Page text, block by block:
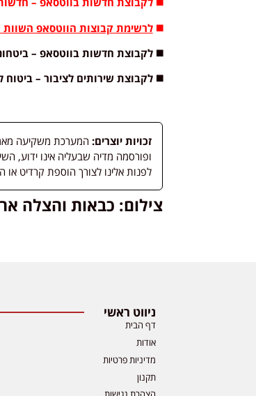
◼️לרשימת קבוצות הווטסאפ השוות
◼️ לקבוצת חדשות בווטסאפ –
◼️ לקבוצת שירותים לציבור –
זכויות יוצרים: המערכת משקיעה
לפנות אלינו לצורך הוספת קרדיט או
צילום: כבאות והצלה
ניווט ראשי
דף הבית
אודות
מדיניות פרטיות
תקנון